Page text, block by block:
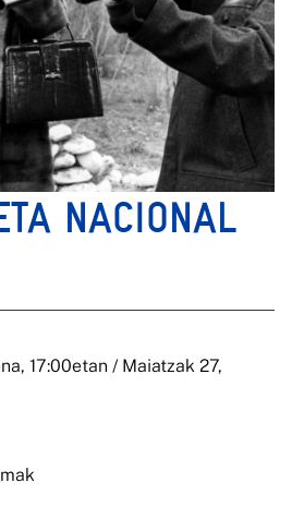
NACIONAL
17:00etan / Maiatzak 27,